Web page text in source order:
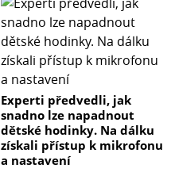
Experti předvedli, jak
snadno lze napadnout
dětské hodinky. Na dálku
získali přístup k mikrofonu
a nastavení